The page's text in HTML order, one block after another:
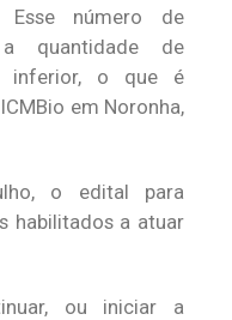
Esse número de
quantidade de
inferior, o que é
em Noronha,
o edital para
habilitados a atuar
ou iniciar a